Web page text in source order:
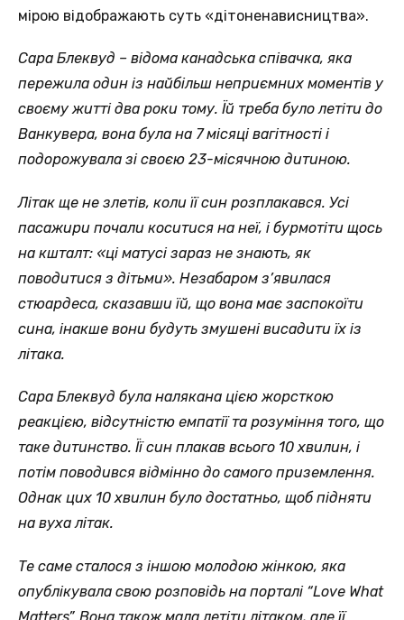
мірою відображають суть «дітоненависництва».
Сара Блеквуд – відома канадська співачка, яка
пережила один із найбільш неприємних моментів у
своєму житті два роки тому. Їй треба було летіти до
Ванкувера, вона була на 7 місяці вагітності і
подорожувала зі своєю 23-місячною дитиною.
Літак ще не злетів, коли її син розплакався. Усі
пасажири почали коситися на неї, і бурмотіти щось
на кшталт: «ці матусі зараз не знають, як
поводитися з дітьми». Незабаром з’явилася
стюардеса, сказавши їй, що вона має заспокоїти
сина, інакше вони будуть змушені висадити їх із
літака.
Сара Блеквуд була налякана цією жорсткою
реакцією, відсутністю емпатії та розуміння того, що
таке дитинство. Її син плакав всього 10 хвилин, і
потім поводився відмінно до самого приземлення.
Однак цих 10 хвилин було достатньо, щоб підняти
на вуха літак.
Те саме сталося з іншою молодою жінкою, яка
опублікувала свою розповідь на порталі “Love What
Matters”. Вона також мала летіти літаком, але її